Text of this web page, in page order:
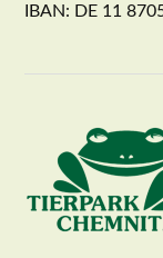
IBAN: DE 11